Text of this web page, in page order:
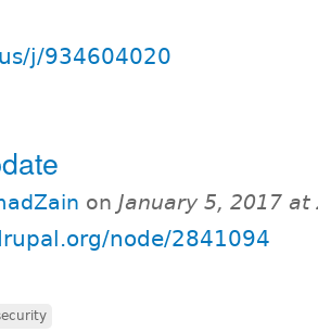
j/934604020
on January 5, 2017 at
node/2841094